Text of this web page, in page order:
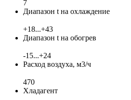
7
Диапазон t на охлаждение
+18...+43
Диапазон t на обогрев
-15...+24
Расход воздуха, м3/ч
470
Хладагент